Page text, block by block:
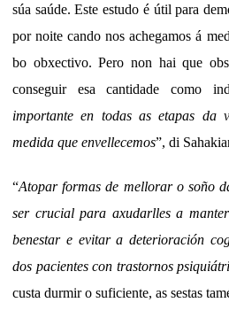
súa saúde. Este estudo é útil para
por noite cando nos achegamos á
bo obxectivo. Pero non hai que
conseguir esa cantidade como
importante en todas as etapas da
medida que envellecemos”, di
“Atopar formas de mellorar o soño
ser crucial para axudarlles a
benestar e evitar a deterioración
dos pacientes con trastornos
custa durmir o suficiente, as sestas